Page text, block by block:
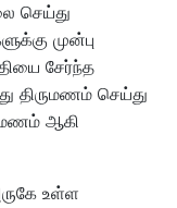
செய்து
முன்பு
சேர்ந்த
திருமணம் செய்து
ஆகி
உள்ள